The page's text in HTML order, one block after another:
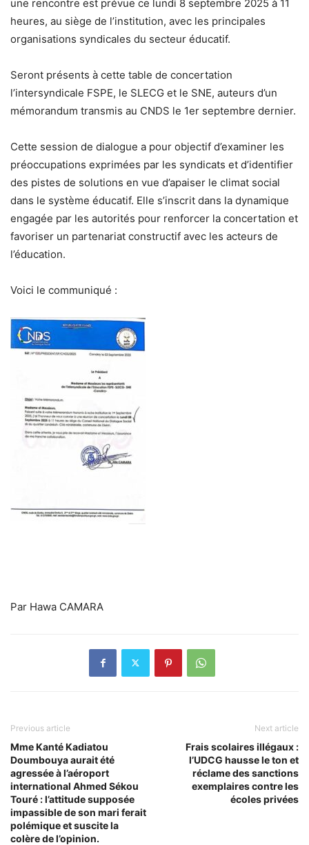
une rencontre est prévue ce lundi 8 septembre 2025 à 11
heures, au siège de l’institution, avec les principales
organisations syndicales du secteur éducatif.
Seront présents à cette table de concertation
l’intersyndicale FSPE, le SLECG et le SNE, auteurs d’un
mémorandum transmis au CNDS le 1er septembre dernier.
Cette session de dialogue a pour objectif d’examiner les
préoccupations exprimées par les syndicats et d’identifier
des pistes de solutions en vue d’apaiser le climat social
dans le système éducatif. Elle s’inscrit dans la dynamique
engagée par les autorités pour renforcer la concertation et
favoriser un partenariat constructif avec les acteurs de
l’éducation.
Voici le communiqué :
Par Hawa CAMARA
Previous article
Mme Kanté Kadiatou
Doumbouya aurait été
agressée à l’aéroport
international Ahmed Sékou
Touré : l’attitude supposée
impassible de son mari ferait
polémique et suscite la
colère de l’opinion.
Next article
Frais scolaires illégaux :
l’UDCG hausse le ton et
réclame des sanctions
exemplaires contre les
écoles privées